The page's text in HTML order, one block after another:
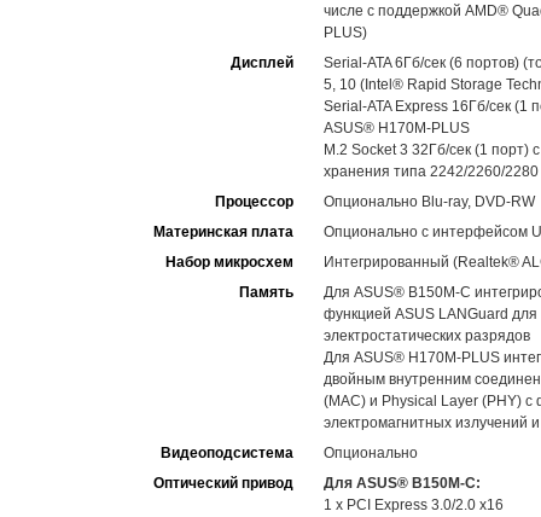
числе с поддержкой AMD®
PLUS)
Дисплей
Serial-ATA 6Гб/сек (6 портов)
5, 10 (Intel® Rapid Storage
Serial-ATA Express 16Гб/сек (1
ASUS® H170M-PLUS
M.2 Socket 3 32Гб/сек (1 порт)
хранения типа 2242/2260/
Процессор
Опционально Blu-ray, DVD-RW
Материнская плата
Опционально с интерфейсом
Набор микросхем
Интегрированный (Realtek®
Память
Для ASUS® B150M-C
функцией ASUS LANGuard
электростатических разрядов
Для ASUS® H170M-PLUS
двойным внутренним
(MAC) и Physical Layer (PHY)
электромагнитных излучений
Видеоподсистема
Опционально
Оптический привод
Для ASUS® B150M-C:
1 x PCI Express 3.0/2.0 x16